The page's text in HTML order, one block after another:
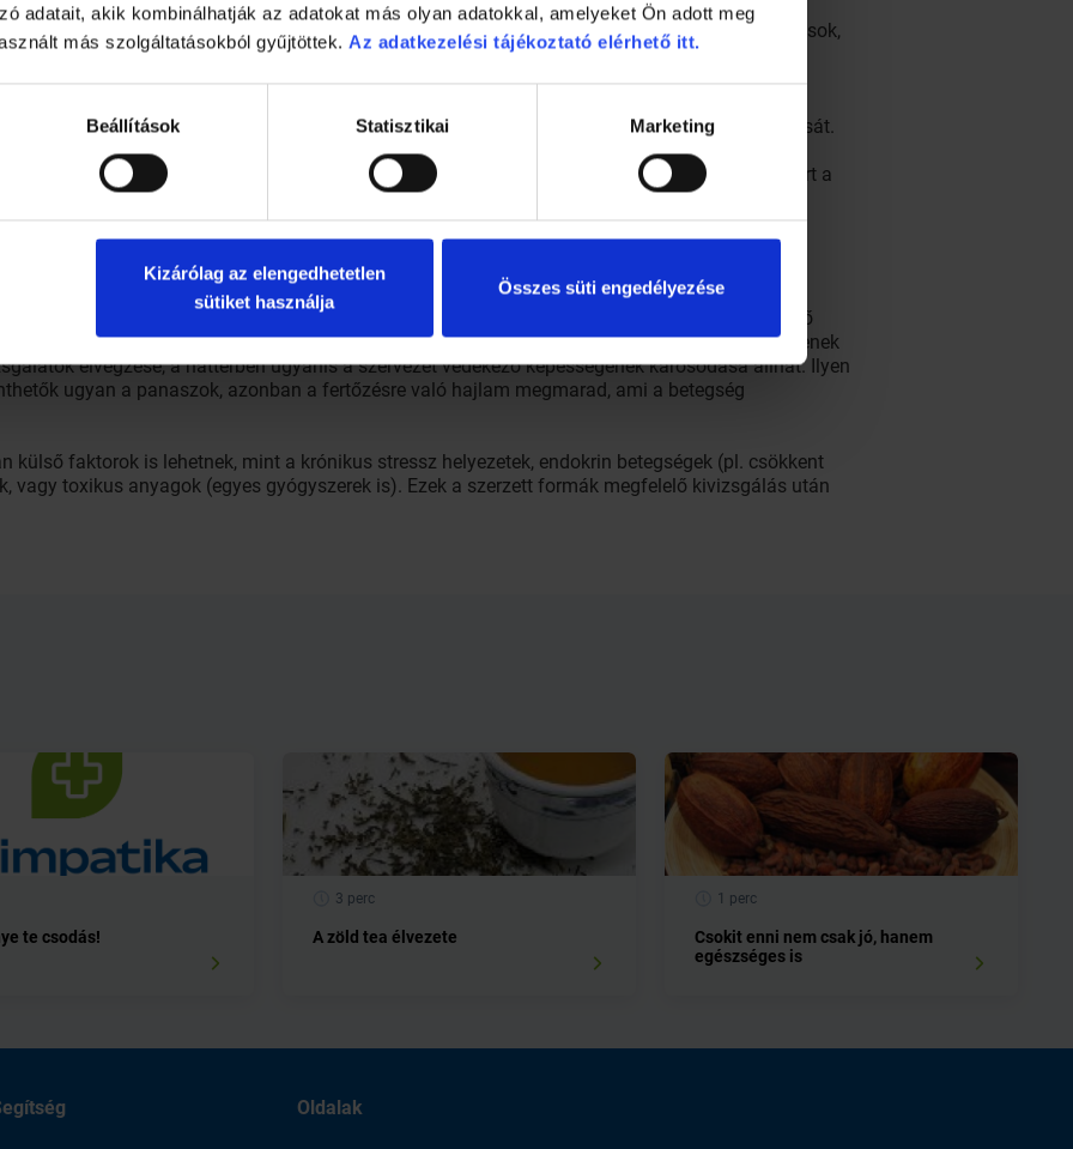
adatait, akik kombinálhatják az adatokat más olyan adatokkal, amelyeket Ön adott meg
más szolgáltatásokból gyűjtöttek. Az adatkezelési tájékoztató elérhető itt.
Beállítások Statisztikai Marketing
Kizárólag az elengedhetetlen
sütiket használja
Összes süti engedélyezése
hajhullás, kimerültség, gyakori fejfájás, szédülés, zavarodottság, gyomorfájás, izületi gyulladások,
krónikus fáradékonyság szindróma, a menstruáció előtti tünetek, székrekedés, vagy
fokozott vágy formájában is jelentkezhetnek. A Candidiázis kórképének kialakulásában a
különösen jellemző tényező is szerepet játszik. A stresszes életmód, a nem megfelelő
szedése, az alkohol- és koffeinfogyasztás mind elősegítik a gombák elszaporodását.
nyújt védelmet. Az immunvédekezésnek több szintje és formája van. Az első védelmi sort a
bekebelezik a kórokózókat. Baj az, ha a bekebelezett gombát, ill. egyéb kórokozót a
másik vonalát az un. limfociták (T limfociták) képezik, amelyek megfelelő "tanulás",
feloldani. A limfociták másik csoportja (B limfociták) olyan ellenanyagokat termelnek,
így elősegítik azok elpusztítását.
gombaölő és a bélflóra egyensúlyát helyreállító szerek alkalmazásával és a megfelelő
érhetünk el. Azok esetében azonban, akik folyamatosan visszatérő fertőzésekkel küzdenek
elvégzése, a háttérben ugyanis a szervezet védekező képességének károsodása állhat. Ilyen
ugyan a panaszok, azonban a fertőzésre való hajlam megmarad, ami a betegség
faktorok is lehetnek, mint a krónikus stressz helyezetek, endokrin betegségek (pl. csökkent
vagy toxikus anyagok (egyes gyógyszerek is). Ezek a szerzett formák megfelelő kivizsgálás után
te csodás!
3 perc
A zöld tea élvezete
1 perc
Csokit enni nem csak jó, hanem
egészséges is
Oldalak